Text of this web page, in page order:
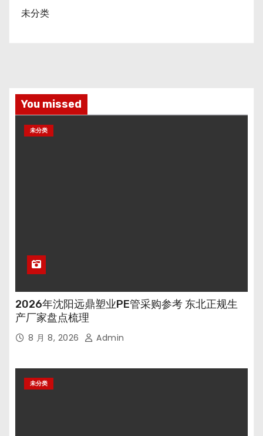
未分类
You missed
未分类
2026年沈阳远鼎塑业PE管采购参考 东北正规生
产厂家盘点梳理
8 月 8, 2026 Admin
未分类